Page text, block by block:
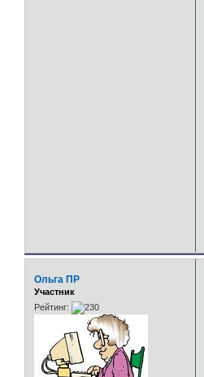
Ольга ПР
Участник
Рейтинг: